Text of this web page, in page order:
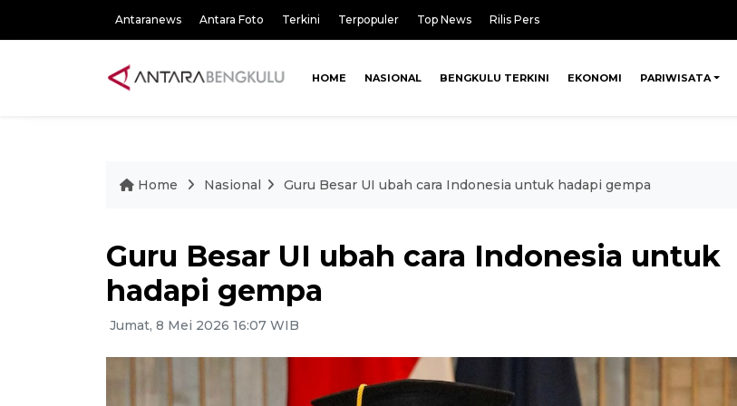
Antaranews Antara Foto Terkini Terpopuler Top News Rilis Pers
HOME NASIONAL BENGKULU TERKINI EKONOMI PARIWISATA
Home Nasional Guru Besar UI ubah cara Indonesia untuk hadapi gempa
Guru Besar UI ubah cara Indonesia untuk
hadapi gempa
Jumat, 8 Mei 2026 16:07 WIB